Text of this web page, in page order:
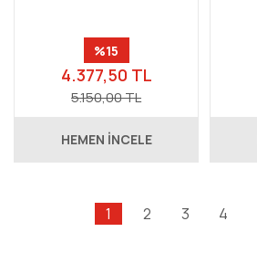
%15
4.377,50 TL
5.150,00 TL
HEMEN İNCELE
1 2 3 4